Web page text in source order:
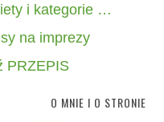
i kategorie …
na imprezy
PRZEPIS
O MNIE I O STRONIE